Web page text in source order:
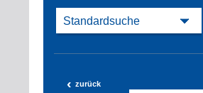
‹ zurück